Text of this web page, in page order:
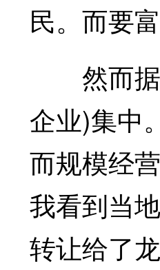
民。而要
然而据
企业)集中
而规模经
我看到当
转让给了